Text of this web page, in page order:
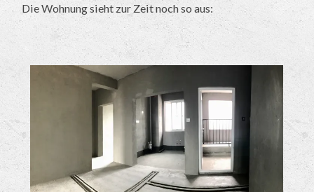
Die Wohnung sieht zur Zeit noch so aus: